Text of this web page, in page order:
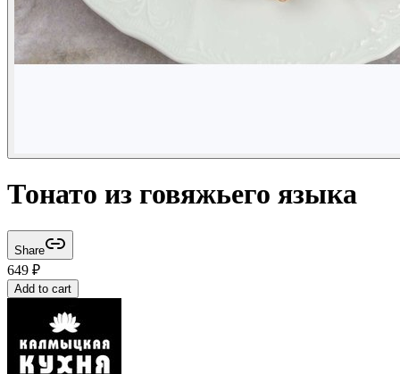
Тонато из говяжьего языка
Share
649 ₽
Add to cart